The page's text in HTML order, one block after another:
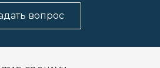
вопрос